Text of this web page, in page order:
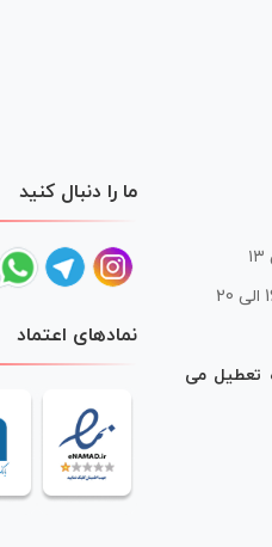
تعطیل می
ما را دنبال کنید
نمادهای اعتماد